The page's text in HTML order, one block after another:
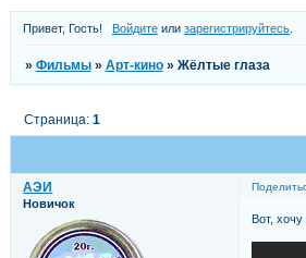
Привет, Гость! Войдитеили зарегистрируйтесь.
» Фильмы » Арт-кино » Жёлтые глаза
Страница: 1
АЭИ
Новичок
Вот,